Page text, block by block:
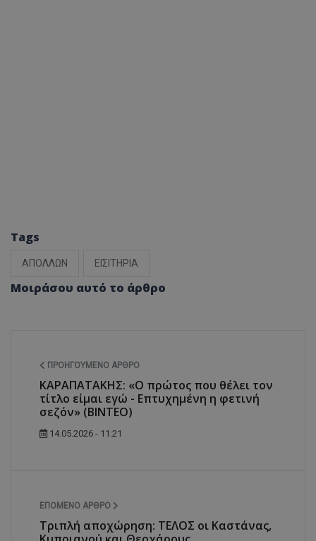
Tags
ΑΠΟΛΛΩΝ ΕΙΣΙΤΗΡΙΑ
Μοιράσου αυτό το άρθρο
ΠΡΟΗΓΟΎΜΕΝΟ ΆΡΘΡΟ
ΚΑΡΑΠΑΤΑΚΗΣ: «Ο πρώτος που θέλει τον
τίτλο είμαι εγώ - Επτυχημένη η φετινή
σεζόν» (ΒΙΝΤΕΟ)
14.05.2026 - 11:21
ΕΠΌΜΕΝΟ ΆΡΘΡΟ
Τριπλή αποχώρηση: ΤΕΛΟΣ οι Καστάνας,